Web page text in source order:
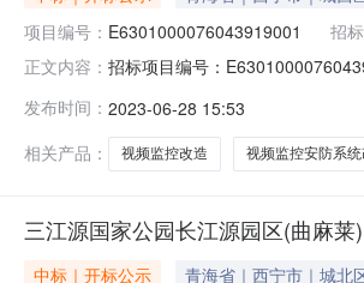
项目编号： E6301000076043919001 招
正文内容： 招标项目编号：
标记录内容详见开标记录投标人
发布时间： 2023-06-28 15:53
相关产品：
视频监控改造 视频监控安防系统
三江源国家公园长江源园区(曲麻
中标｜开标公示
青海省｜西宁市｜城北